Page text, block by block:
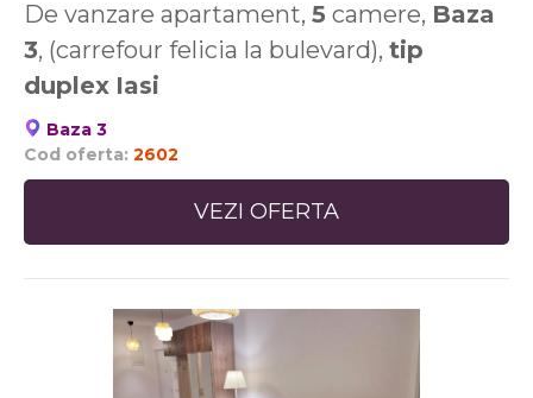
De vanzare apartament, 5 camere, Baza
3, (carrefour felicia la bulevard), tip
duplex Iasi
Baza 3
Cod oferta: 2602
VEZI OFERTA